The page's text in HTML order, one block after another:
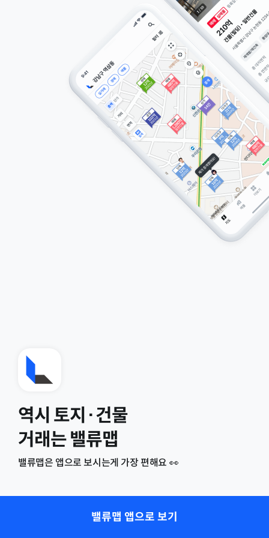
역시 토지·건물
거래는 밸류맵
밸류맵은 앱으로 보시는게 가장 편해요 👀
밸류맵 앱으로 보기